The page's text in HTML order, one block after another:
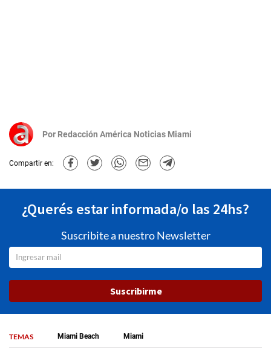
Por Redacción América Noticias Miami
Compartir en:
¿Querés estar informada/o las 24hs?
Suscribite a nuestro Newsletter
Suscribirme
TEMAS Miami Beach Miami